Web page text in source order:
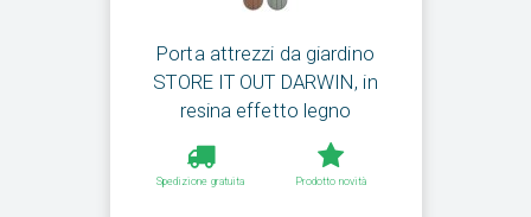
Porta attrezzi da giardino
STORE IT OUT DARWIN, in
resina effetto legno
Spedizione gratuita Prodotto novità